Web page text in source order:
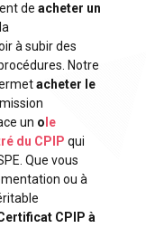
de acheter un
à subir des
Notre
acheter le
un o le
du CPIP qui
Que vous
ou à
CPIP à